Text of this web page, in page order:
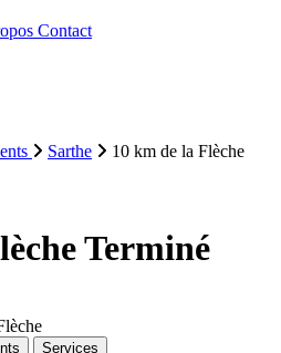
Contact
Sarthe
10 km de la Flèche
Terminé
Services